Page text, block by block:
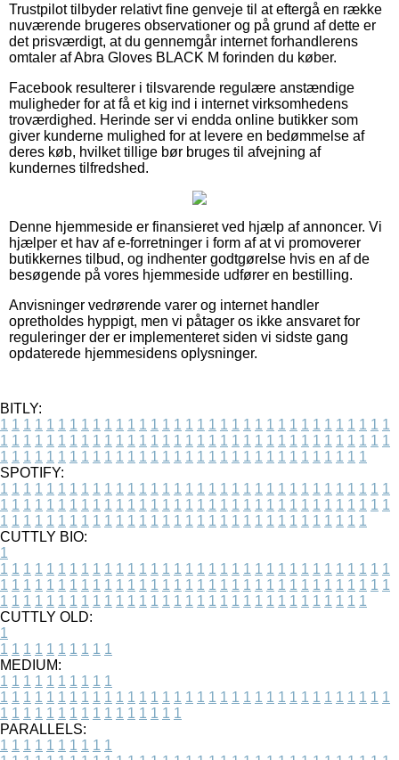
Trustpilot tilbyder relativt fine genveje til at eftergå en række
nuværende brugeres observationer og på grund af dette er
det prisværdigt, at du gennemgår internet forhandlerens
omtaler af Abra Gloves BLACK M forinden du køber.
Facebook resulterer i tilsvarende regulære anstændige
muligheder for at få et kig ind i internet virksomhedens
troværdighed. Herinde ser vi endda online butikker som
giver kunderne mulighed for at levere en bedømmelse af
deres køb, hvilket tillige bør bruges til afvejning af
kundernes tilfredshed.
Denne hjemmeside er finansieret ved hjælp af annoncer. Vi
hjælper et hav af e-forretninger i form af at vi promoverer
butikkernes tilbud, og indhenter godtgørelse hvis en af de
besøgende på vores hjemmeside udfører en bestilling.
Anvisninger vedrørende varer og internet handler
opretholdes hyppigt, men vi påtager os ikke ansvaret for
reguleringer der er implementeret siden vi sidste gang
opdaterede hjemmesidens oplysninger.
BITLY:
1 1 1 1 1 1 1 1 1 1 1 1 1 1 1 1 1 1 1 1 1 1 1 1 1 1 1 1 1 1 1 1 1 1
1 1 1 1 1 1 1 1 1 1 1 1 1 1 1 1 1 1 1 1 1 1 1 1 1 1 1 1 1 1 1 1 1 1
1 1 1 1 1 1 1 1 1 1 1 1 1 1 1 1 1 1 1 1 1 1 1 1 1 1 1 1 1 1 1 1
SPOTIFY:
1 1 1 1 1 1 1 1 1 1 1 1 1 1 1 1 1 1 1 1 1 1 1 1 1 1 1 1 1 1 1 1 1 1
1 1 1 1 1 1 1 1 1 1 1 1 1 1 1 1 1 1 1 1 1 1 1 1 1 1 1 1 1 1 1 1 1 1
1 1 1 1 1 1 1 1 1 1 1 1 1 1 1 1 1 1 1 1 1 1 1 1 1 1 1 1 1 1 1 1
CUTTLY BIO:
1
1 1 1 1 1 1 1 1 1 1 1 1 1 1 1 1 1 1 1 1 1 1 1 1 1 1 1 1 1 1 1 1 1 1
1 1 1 1 1 1 1 1 1 1 1 1 1 1 1 1 1 1 1 1 1 1 1 1 1 1 1 1 1 1 1 1 1 1
1 1 1 1 1 1 1 1 1 1 1 1 1 1 1 1 1 1 1 1 1 1 1 1 1 1 1 1 1 1 1 1
CUTTLY OLD:
1
1 1 1 1 1 1 1 1 1 1
MEDIUM:
1 1 1 1 1 1 1 1 1 1
1 1 1 1 1 1 1 1 1 1 1 1 1 1 1 1 1 1 1 1 1 1 1 1 1 1 1 1 1 1 1 1 1 1
1 1 1 1 1 1 1 1 1 1 1 1 1 1 1 1
PARALLELS:
1 1 1 1 1 1 1 1 1 1